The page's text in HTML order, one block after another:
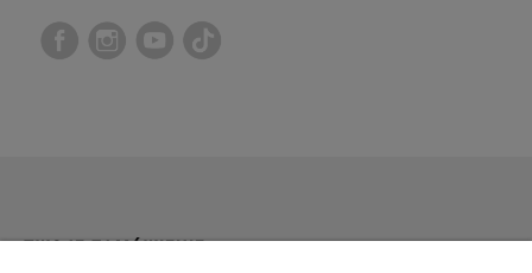
TWOJE ZAMÓWIENIE